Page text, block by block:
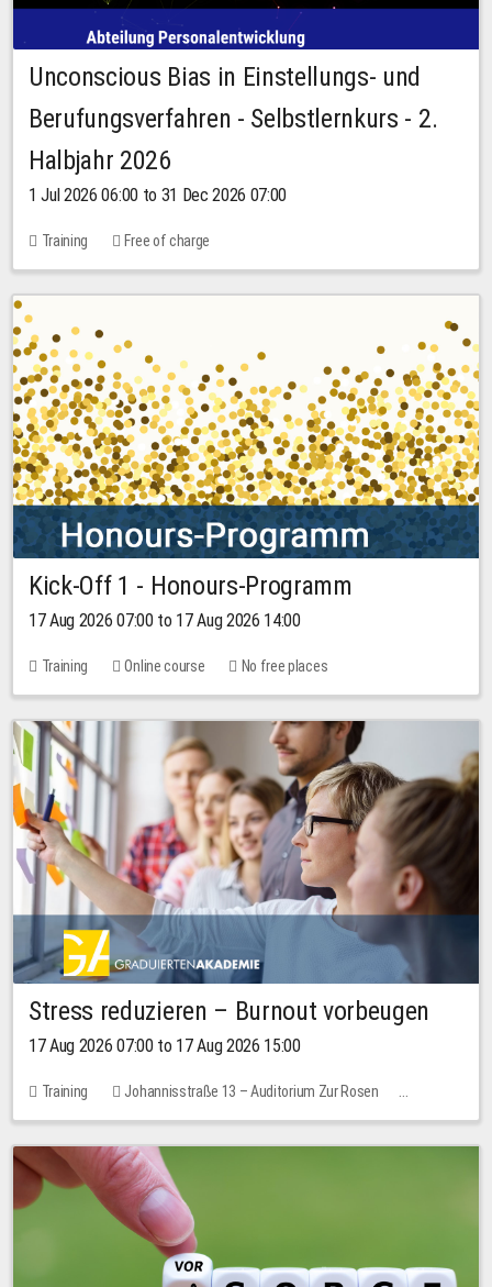
Unconscious Bias in Einstellungs- und
Berufungsverfahren - Selbstlernkurs - 2.
Halbjahr 2026
1 Jul 2026 06:00 to 31 Dec 2026 07:00
Training Free of charge
Kick-Off 1 - Honours-Programm
17 Aug 2026 07:00 to 17 Aug 2026 14:00
Training Online course No free places
Stress reduzieren – Burnout vorbeugen
17 Aug 2026 07:00 to 17 Aug 2026 15:00
Training
Johannisstraße 13 – Auditorium Zur Rosen
1 place
10.00 EUR